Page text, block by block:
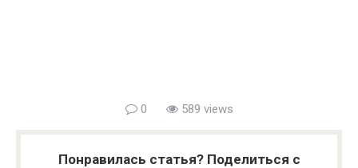
0 589 views
Понравилась статья? Поделиться с